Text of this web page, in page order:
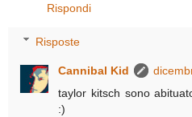
Rispondi
Risposte
Cannibal Kid
taylor kitsch sono
:)